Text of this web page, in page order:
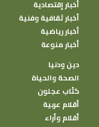
أخبار إقتصادية
أخبار ثقافية وفنية
أخبار رياضية
أخبار منوعة
دين ودنيا
الصحة والحياة
كتًاب عجلون
أقلام عربية
أقلام وأراء